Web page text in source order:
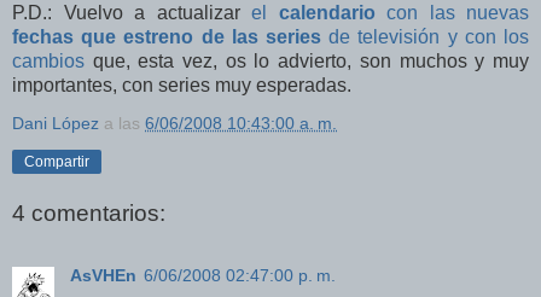
P.D.: Vuelvo a actualizar el calendario con las nuevas
fechas que estreno de las series de televisión y con los
cambios que, esta vez, os lo advierto, son muchos y muy
importantes, con series muy esperadas.
Dani López a las 6/06/2008 10:43:00 a. m.
Compartir
4 comentarios:
AsVHEn 6/06/2008 02:47:00 p. m.